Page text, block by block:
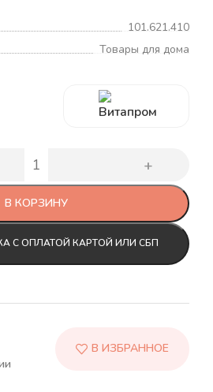
В КОРЗИНУ
С ОПЛАТОЙ КАРТОЙ ИЛИ СБП
101.621.410
Товары для дома